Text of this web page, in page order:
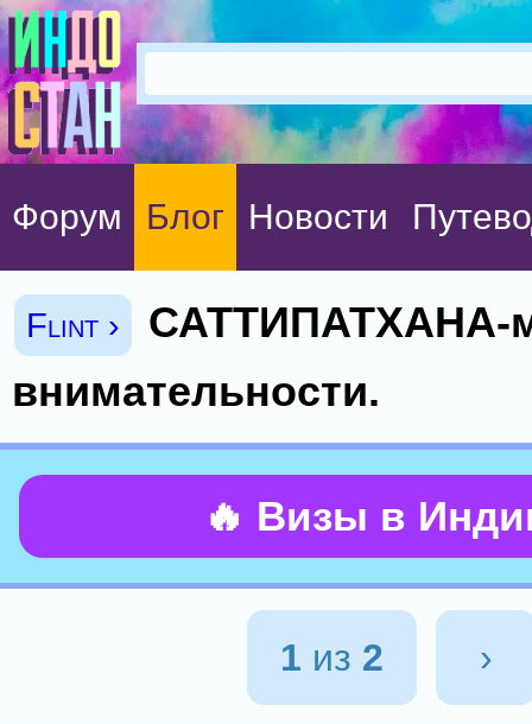
Форум Блог Новости
Flint ›
САТТИПАТХАНА-
внимательности.
🔥 Визы в
1 из 2 ›